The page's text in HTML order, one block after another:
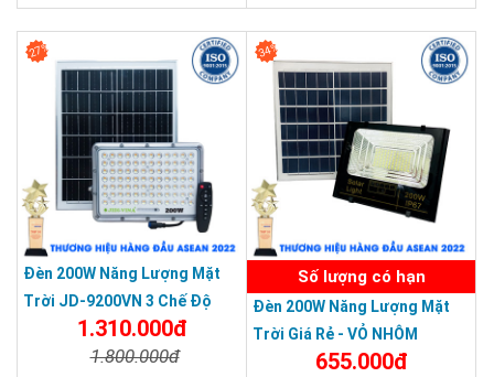
200W
27%
Đèn 200W Năng Lượng Mặt
Trời JD-9200VN 3 Chế Độ
Màu Tấm Pin Mono JIDI-VINA
1.310.000đ
1.800.000đ
34%
Số lượng có hạn
Đèn 200W Năng Lượng Mặt
Trời Giá Rẻ - VỎ NHÔM
655.000đ